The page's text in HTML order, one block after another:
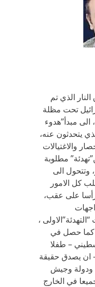
الذي تم
تحت مظلة
مبدأ”هدوء
يتحدثون عنه،
والاغتيالات
مطلوبة
وتتحول الى
كل الامور
رأسا على عقب،
،
كما حصل في
– طفلا
– ان يصدق حقيقة
ودولة وجيش
في الخارج